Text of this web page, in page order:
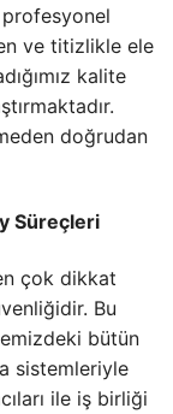
ve titizlikle ele
kalite
doğrudan
Süreçleri
çok dikkat
Bu
bütün
sistemleriyle
ile iş birliği